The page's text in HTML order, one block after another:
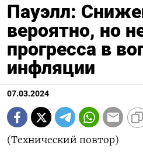
Пауэлл:
вероятно, но
прогресса в
инфляции
07.03.2024
(Технический повтор)